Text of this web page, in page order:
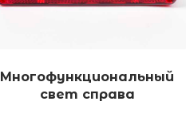
Многофункциональный
свет справа